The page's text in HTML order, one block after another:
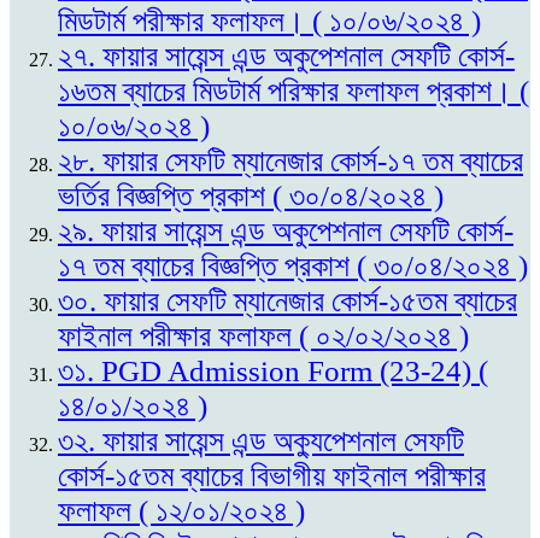
মিডটার্ম পরীক্ষার ফলাফল। ( ১০/০৬/২০২৪ )
২৭. ফায়ার সায়েন্স এন্ড অকুপেশনাল সেফটি কোর্স-
১৬তম ব্যাচের মিডটার্ম পরিক্ষার ফলাফল প্রকাশ। (
১০/০৬/২০২৪ )
২৮. ফায়ার সেফটি ম্যানেজার কোর্স-১৭ তম ব্যাচের
ভর্তির বিজ্ঞপ্তি প্রকাশ ( ৩০/০৪/২০২৪ )
২৯. ফায়ার সায়েন্স এন্ড অকুপেশনাল সেফটি কোর্স-
১৭ তম ব্যাচের বিজ্ঞপ্তি প্রকাশ ( ৩০/০৪/২০২৪ )
৩০. ফায়ার সেফটি ম্যানেজার কোর্স-১৫তম ব্যাচের
ফাইনাল পরীক্ষার ফলাফল ( ০২/০২/২০২৪ )
৩১. PGD Admission Form (23-24) (
১৪/০১/২০২৪ )
৩২. ফায়ার সায়েন্স এন্ড অক্যুপেশনাল সেফটি
কোর্স-১৫তম ব্যাচের বিভাগীয় ফাইনাল পরীক্ষার
ফলাফল ( ১২/০১/২০২৪ )